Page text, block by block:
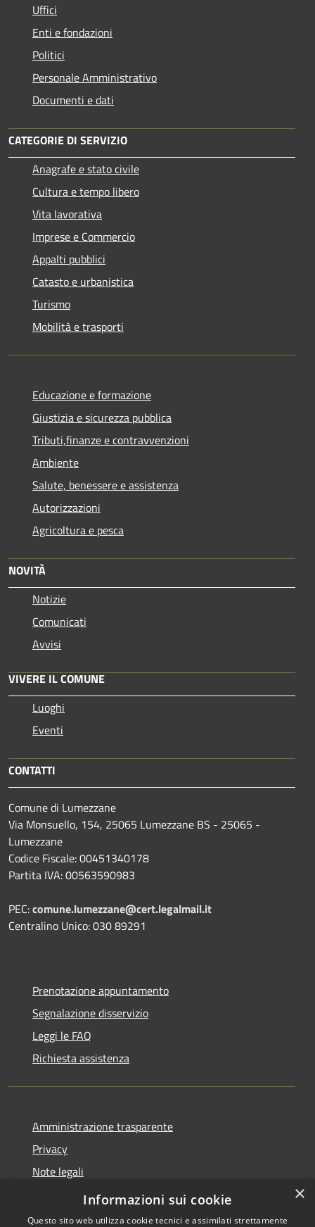
Uffici
Enti e fondazioni
Politici
Personale Amministrativo
Documenti e dati
CATEGORIE DI SERVIZIO
Anagrafe e stato civile
Cultura e tempo libero
Vita lavorativa
Imprese e Commercio
Appalti pubblici
Catasto e urbanistica
Turismo
Mobilità e trasporti
Educazione e formazione
Giustizia e sicurezza pubblica
Tributi,finanze e contravvenzioni
Ambiente
Salute, benessere e assistenza
Autorizzazioni
Agricoltura e pesca
NOVITÀ
Notizie
Comunicati
Avvisi
VIVERE IL COMUNE
Luoghi
Eventi
CONTATTI
Comune di Lumezzane
Via Monsuello, 154, 25065 Lumezzane BS - 25065 -
Lumezzane
Codice Fiscale: 00451340178
Partita IVA: 00563590983
PEC:comune.lumezzane@cert.legalmail.it
Centralino Unico: 030 89291
Prenotazione appuntamento
Segnalazione disservizio
Leggi le FAQ
Richiesta assistenza
Amministrazione trasparente
Privacy
Note legali
Dichiarazione di accessibilità
×
Informazioni sui cookie
Questo sito web utilizza cookie tecnici e assimilati strettamente